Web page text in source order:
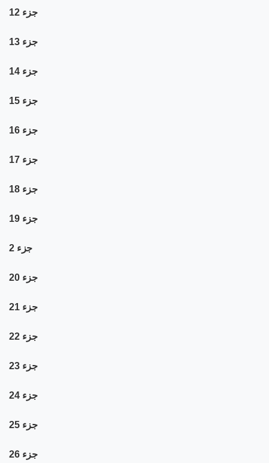
جزء 12
جزء 13
جزء 14
جزء 15
جزء 16
جزء 17
جزء 18
جزء 19
جزء 2
جزء 20
جزء 21
جزء 22
جزء 23
جزء 24
جزء 25
جزء 26